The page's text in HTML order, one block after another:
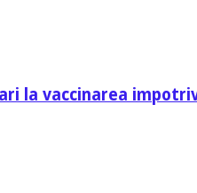
la vaccinarea